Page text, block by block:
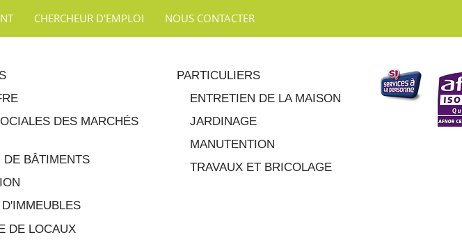
CHERCHEUR D'EMPLOI NOUS CONTACTER
DES MARCHÉS
DE BÂTIMENTS
DE LOCAUX
PARTICULIERS
ENTRETIEN DE LA MAISON
JARDINAGE
MANUTENTION
TRAVAUX ET BRICOLAGE